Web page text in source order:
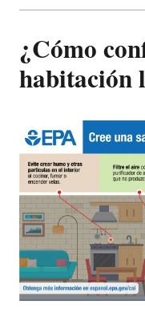
¿Cómo
habitación